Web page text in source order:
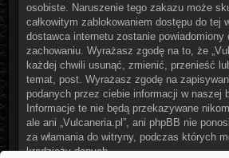
osobiste. Naruszenie tego zakazu może
całkowitym zablokowaniem dostępu do tej
dostawca internetu zostanie powiadomiony
zachowaniu. Wyrażasz zgodę na to, że
każdej chwili usunąć, zmienić, przenieść
temat, post. Wyrażasz zgodę na
podanych przez ciebie informacji w naszej
Informacje te nie będą przekazywane
ale ani „Vulcaneria.pl”, ani phpBB nie
za włamania do witryny, podczas których
kradzieży danych.